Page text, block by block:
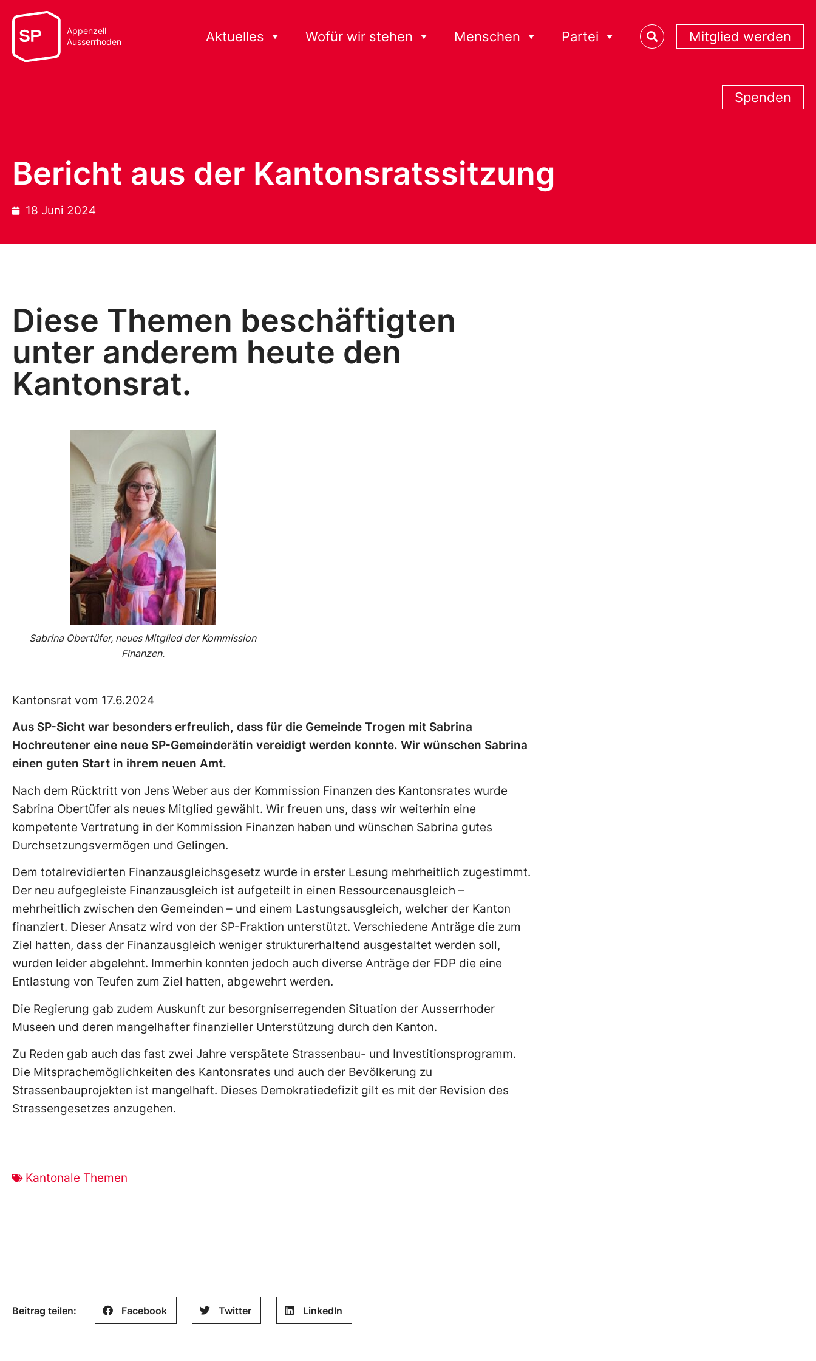
Appenzell
Ausserrhoden
Aktuelles Wofür wir stehen Menschen Partei Mitglied werden
Spenden
Bericht aus der Kantonsratssitzung
18 Juni 2024
Diese Themen beschäftigten
unter anderem heute den
Kantonsrat.
Sabrina Obertüfer, neues Mitglied der Kommission
Finanzen.
Kantonsrat vom 17.6.2024
Aus SP-Sicht war besonders erfreulich, dass für die Gemeinde Trogen mit Sabrina
Hochreutener eine neue SP-Gemeinderätin vereidigt werden konnte. Wir wünschen Sabrina
einen guten Start in ihrem neuen Amt.
Nach dem Rücktritt von Jens Weber aus der Kommission Finanzen des Kantonsrates wurde
Sabrina Obertüfer als neues Mitglied gewählt. Wir freuen uns, dass wir weiterhin eine
kompetente Vertretung in der Kommission Finanzen haben und wünschen Sabrina gutes
Durchsetzungsvermögen und Gelingen.
Dem totalrevidierten Finanzausgleichsgesetz wurde in erster Lesung mehrheitlich zugestimmt.
Der neu aufgegleiste Finanzausgleich ist aufgeteilt in einen Ressourcenausgleich –
mehrheitlich zwischen den Gemeinden – und einem Lastungsausgleich, welcher der Kanton
finanziert. Dieser Ansatz wird von der SP-Fraktion unterstützt. Verschiedene Anträge die zum
Ziel hatten, dass der Finanzausgleich weniger strukturerhaltend ausgestaltet werden soll,
wurden leider abgelehnt. Immerhin konnten jedoch auch diverse Anträge der FDP die eine
Entlastung von Teufen zum Ziel hatten, abgewehrt werden.
Die Regierung gab zudem Auskunft zur besorgniserregenden Situation der Ausserrhoder
Museen und deren mangelhafter finanzieller Unterstützung durch den Kanton.
Zu Reden gab auch das fast zwei Jahre verspätete Strassenbau- und Investitionsprogramm.
Die Mitsprachemöglichkeiten des Kantonsrates und auch der Bevölkerung zu
Strassenbauprojekten ist mangelhaft. Dieses Demokratiedefizit gilt es mit der Revision des
Strassengesetzes anzugehen.
Kantonale Themen
Beitrag teilen: Facebook Twitter LinkedIn